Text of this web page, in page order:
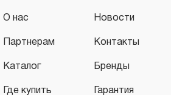
2.3 Начало гарантийного
дате продажи, указанной в
инструмента или документе,
изделия. В отдельных случаях,
исчисляться с момента ввода
О нас Новости
Партнерам Контакты
Каталог Бренды
Где купить Гарантия